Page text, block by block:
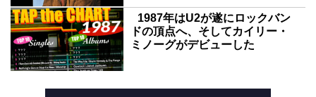
1987年はU2が遂にロックバン
ドの頂点へ、そしてカイリー・
ミノーグがデビューした